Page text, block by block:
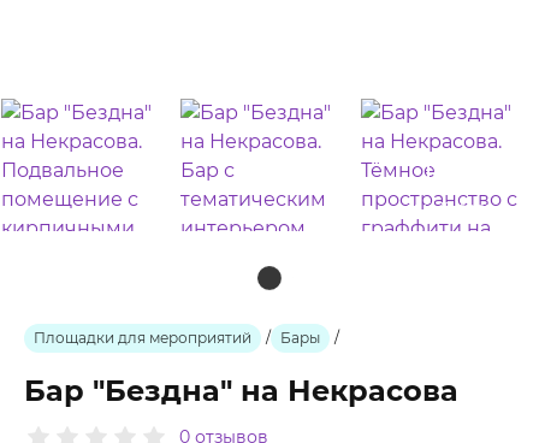
ещё 15 фото
Площадки для мероприятий / Бары /
Бар "Бездна" на Некрасова
0 отзывов